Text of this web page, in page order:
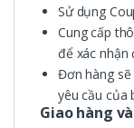
Sử dụng
Cung cấp
để xác nhận
Đơn hàng
yêu cầu của
Giao hàng